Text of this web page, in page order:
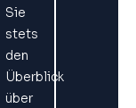
Sie
stets
den
Überblick
über